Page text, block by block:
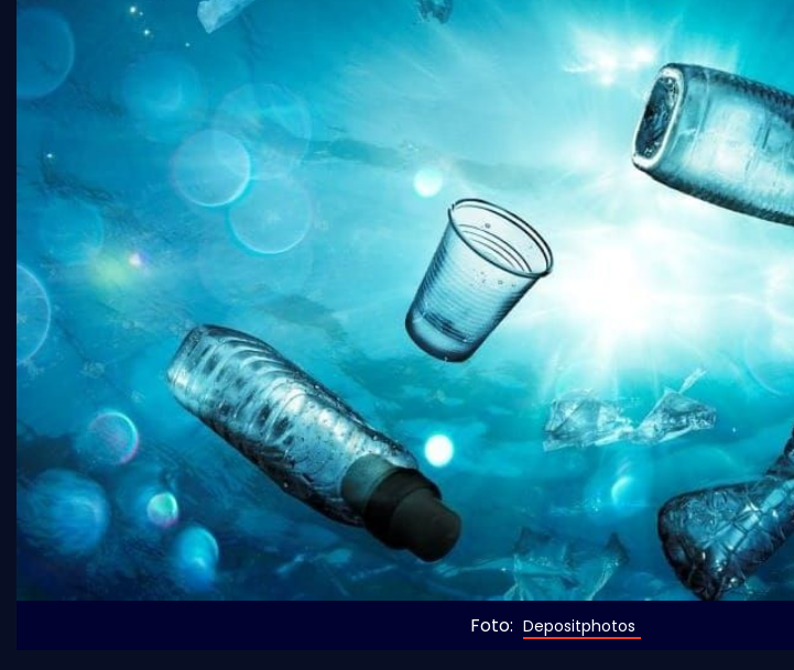
Foto: Depositphotos